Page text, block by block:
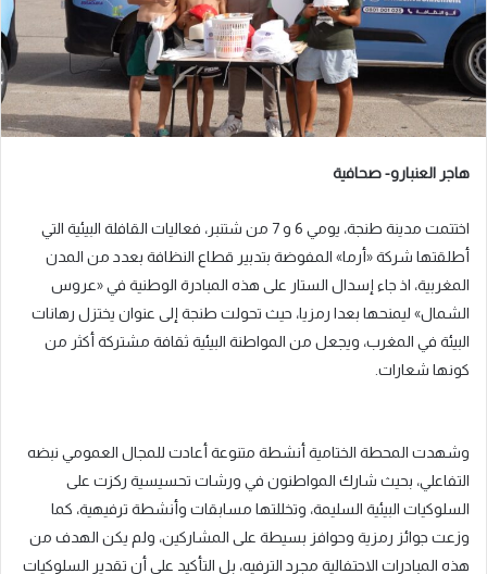
هاجر العنبارو- صحافية
اختتمت مدينة طنجة، يومي 6 و 7 من شتنبر، فعاليات القافلة البيئية التي
أطلقتها شركة «أرما» المفوضة بتدبير قطاع النظافة بعدد من المدن
المغربية، اذ جاء إسدال الستار على هذه المبادرة الوطنية في «عروس
الشمال» ليمنحها بعدا رمزيا، حيث تحولت طنجة إلى عنوان يختزل رهانات
البيئة في المغرب، ويجعل من المواطنة البيئية ثقافة مشتركة أكثر من
كونها شعارات.
وشهدت المحطة الختامية أنشطة متنوعة أعادت للمجال العمومي نبضه
التفاعلي، بحيث شارك المواطنون في ورشات تحسيسية ركزت على
السلوكيات البيئية السليمة، وتخللتها مسابقات وأنشطة ترفيهية، كما
وزعت جوائز رمزية وحوافز بسيطة على المشاركين، ولم يكن الهدف من
هذه المبادرات الاحتفالية مجرد الترفيه، بل التأكيد على أن تقدير السلوكيات